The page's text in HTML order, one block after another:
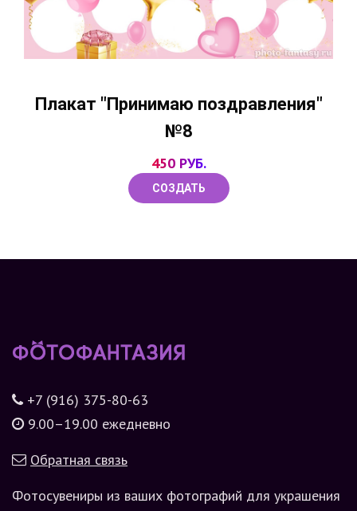
Плакат "Принимаю поздравления"
№8
450 РУБ.
СОЗДАТЬ
+7 (916) 375-80-63
9.00–19.00 ежедневно
Обратная связь
Фотосувениры из ваших фотографий для украшения